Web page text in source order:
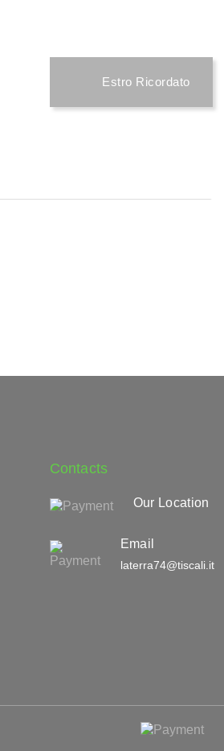
Estro Ricordato
Contacts
Our Location
Email
laterra74@tiscali.it